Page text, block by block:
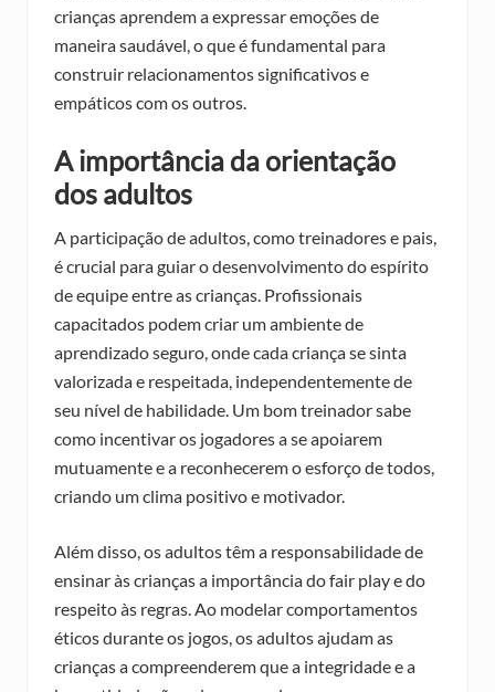
crianças aprendem a expressar emoções de
maneira saudável, o que é fundamental para
construir relacionamentos significativos e
empáticos com os outros.
A importância da orientação
dos adultos
A participação de adultos, como treinadores e pais,
é crucial para guiar o desenvolvimento do espírito
de equipe entre as crianças. Profissionais
capacitados podem criar um ambiente de
aprendizado seguro, onde cada criança se sinta
valorizada e respeitada, independentemente de
seu nível de habilidade. Um bom treinador sabe
como incentivar os jogadores a se apoiarem
mutuamente e a reconhecerem o esforço de todos,
criando um clima positivo e motivador.
Além disso, os adultos têm a responsabilidade de
ensinar às crianças a importância do fair play e do
respeito às regras. Ao modelar comportamentos
éticos durante os jogos, os adultos ajudam as
crianças a compreenderem que a integridade e a